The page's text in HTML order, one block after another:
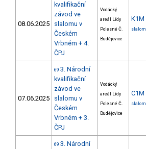
08.06.2025
kvalifikační
závod ve
slalomu v
Českém
Vrbném + 4.
ČPJ
Vodácký
areál Lídy
Polesné Č.
Budějovice
K1M
slalom
07.06.2025
69 3. Národní
kvalifikační
závod ve
slalomu v
Českém
Vrbném + 3.
ČPJ
Vodácký
areál Lídy
Polesné Č.
Budějovice
C1M
slalom
69 3. Národní